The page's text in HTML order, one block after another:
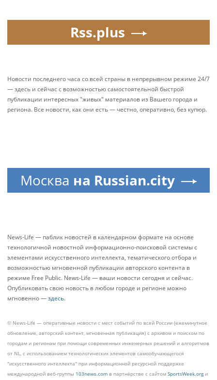
Rss.plus
Новости последнего часа со всей страны в непрерывном режиме 24/7
— здесь и сейчас с возможностью самостоятельной быстрой
публикации интересных "живых" материалов из Вашего города и
региона. Все новости, как они есть — честно, оперативно, без купюр.
Москва на Russian.city
News-Life — паблик новостей в календарном формате на основе
технологичной новостной информационно-поисковой системы с
элементами искусственного интеллекта, тематического отбора и
возможностью мгновенной публикации авторского контента в
режиме Free Public. News-Life — ваши новости сегодня и сейчас.
Опубликовать свою новость в любом городе и регионе можно
мгновенно —здесь.
© News-Life — оперативные новости с мест событий по всей России (ежеминутное
обновление, авторский контент, мгновенная публикация) с архивом и поиском по
городам и регионам при помощи современных инженерных решений и алгоритмов
от NL, с использованием технологических элементов самообучающегося
"искусственного интеллекта" при информационной ресурсной поддержке
международной веб-группы 103news.com в партнёрстве с сайтом SportsWeek.orgи